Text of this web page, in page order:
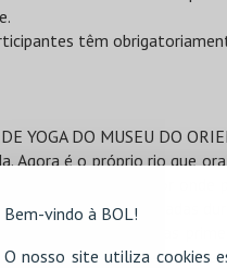
Bem-vindo à BOL!
O nosso site utiliza cookies
têm
YOGA DO MUSEU DO
Agora é o próprio rio que
das rochas por onde
energias acumuladas
logo nas
de vida. Quando